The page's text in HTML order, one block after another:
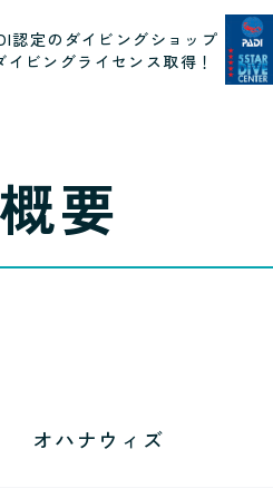
認定のダイビングショップ
ビングライセンス取得！
概要
オハナウィズ